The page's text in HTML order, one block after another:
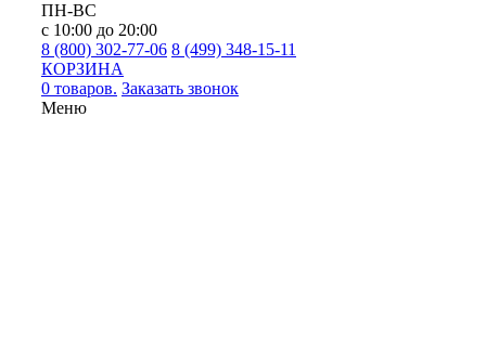
ПН-ВС
с 10:00 до 20:00
8 (800) 302-77-06 8 (499) 348-15-11
КОРЗИНА
0 товаров. Заказать звонок
Меню